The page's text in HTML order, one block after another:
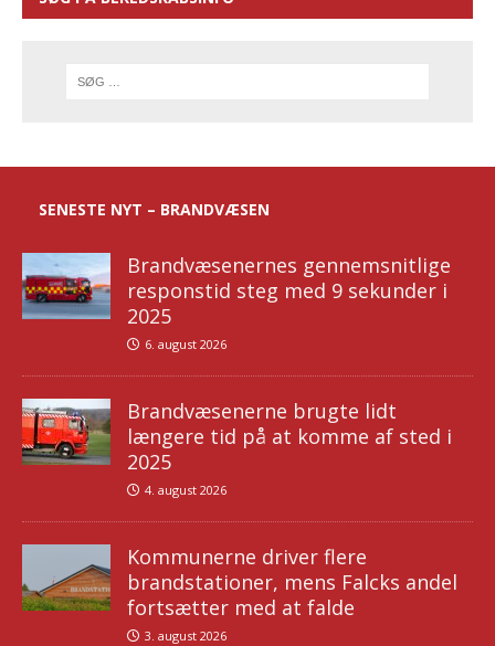
SENESTE NYT – BRANDVÆSEN
Brandvæsenernes gennemsnitlige
responstid steg med 9 sekunder i
2025
6. august 2026
Brandvæsenerne brugte lidt
længere tid på at komme af sted i
2025
4. august 2026
Kommunerne driver flere
brandstationer, mens Falcks andel
fortsætter med at falde
3. august 2026